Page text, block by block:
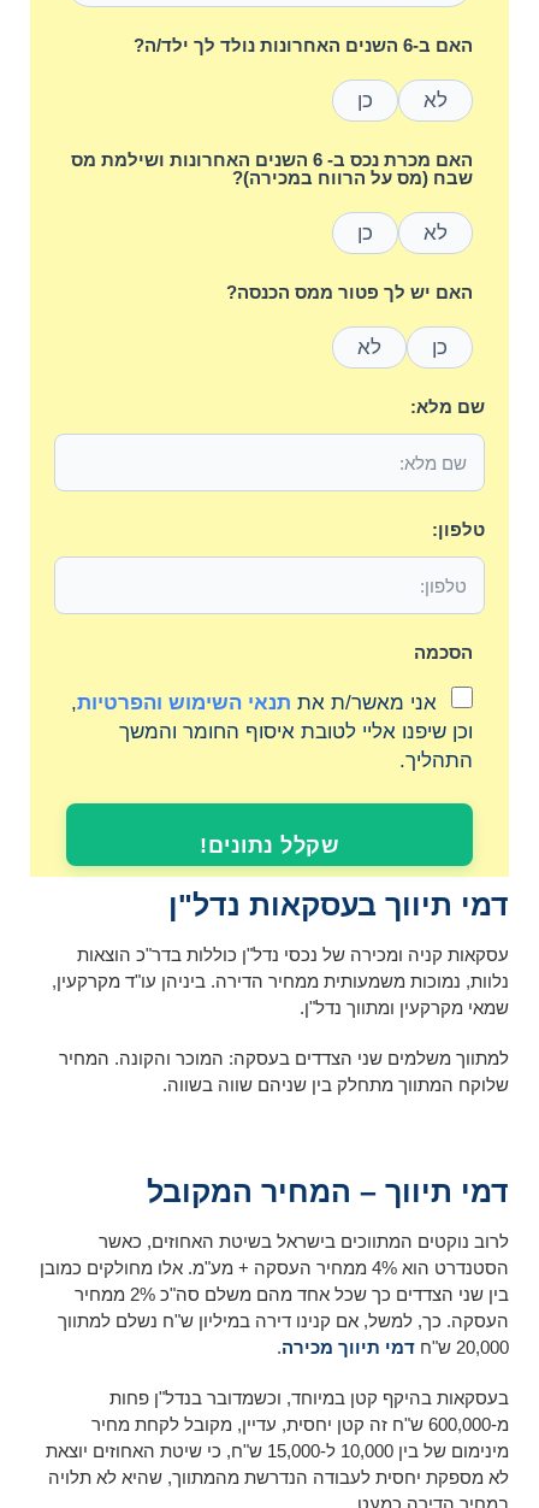
האם ב-6 השנים האחרונות נולד לך ילד/ה?
לא כן
האם מכרת נכס ב- 6 השנים האחרונות ושילמת מס
שבח (מס על הרווח במכירה)?
לא כן
האם יש לך פטור ממס הכנסה?
כן לא
שם מלא:
טלפון:
הסכמה
אני מאשר/ת את תנאי השימוש והפרטיות,
וכן שיפנו אליי לטובת איסוף החומר והמשך
התהליך.
שקלל נתונים!
דמי תיווך בעסקאות נדל"ן
עסקאות קניה ומכירה של נכסי נדל"ן כוללות בדר"כ הוצאות
נלוות, נמוכות משמעותית ממחיר הדירה. ביניהן עו"ד מקרקעין,
שמאי מקרקעין ומתווך נדל"ן.
למתווך משלמים שני הצדדים בעסקה: המוכר והקונה. המחיר
שלוקח המתווך מתחלק בין שניהם שווה בשווה.
דמי תיווך – המחיר המקובל
לרוב נוקטים המתווכים בישראל בשיטת האחוזים, כאשר
הסטנדרט הוא 4% ממחיר העסקה + מע"מ. אלו מחולקים כמובן
בין שני הצדדים כך שכל אחד מהם משלם סה"כ 2% ממחיר
העסקה. כך, למשל, אם קנינו דירה במיליון ש"ח נשלם למתווך
20,000 ש"ח
דמי תיווך מכירה.
בעסקאות בהיקף קטן במיוחד, וכשמדובר בנדל"ן פחות
מ-600,000 ש"ח זה קטן יחסית, עדיין, מקובל לקחת מחיר
מינימום של בין 10,000 ל-15,000 ש"ח, כי שיטת האחוזים יוצאת
לא מספקת יחסית לעבודה הנדרשת מהמתווך, שהיא לא תלויה